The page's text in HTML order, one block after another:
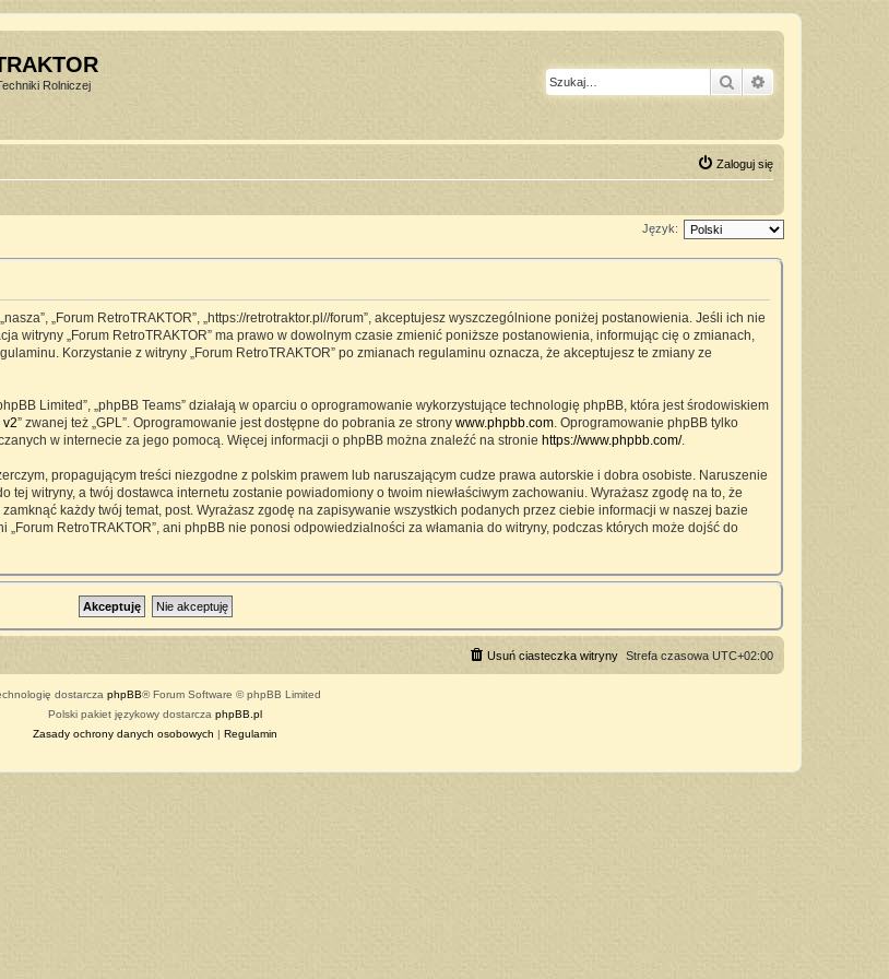
Rolniczej Szukaj
Zaloguj się
Język:
„Forum RetroTRAKTOR”, „https://retrotraktor.pl//forum”, akceptujesz wyszczególnione poniżej postanowienia. Jeśli ich nie
witryny „Forum RetroTRAKTOR” ma prawo w dowolnym czasie zmienić poniższe postanowienia, informując cię o zmianach,
Korzystanie z witryny „Forum RetroTRAKTOR” po zmianach regulaminu oznacza, że akceptujesz te zmiany ze
Limited”, „phpBB Teams” działają w oparciu o oprogramowanie wykorzystujące technologię phpBB, która jest środowiskiem
v2” zwanej też „GPL”. Oprogramowanie jest dostępne do pobrania ze strony www.phpbb.com . Oprogramowanie phpBB tylko
w internecie za jego pomocą. Więcej informacji o phpBB można znaleźć na stronie https://www.phpbb.com/.
propagującym treści niezgodne z polskim prawem lub naruszającym cudze prawa autorskie i dobra osobiste. Naruszenie
witryny, a twój dostawca internetu zostanie powiadomiony o twoim niewłaściwym zachowaniu. Wyrażasz zgodę na to, że
każdy twój temat, post. Wyrażasz zgodę na zapisywanie wszystkich podanych przez ciebie informacji w naszej bazie
RetroTRAKTOR”, ani phpBB nie ponosi odpowiedzialności za włamania do witryny, podczas których może dojść do
Strefa czasowa UTC+02:00
Usuń ciasteczka witryny
dostarcza phpBB® Forum Software © phpBB Limited
Polski pakiet językowy dostarcza phpBB.pl
Zasady ochrony danych osobowych | Regulamin